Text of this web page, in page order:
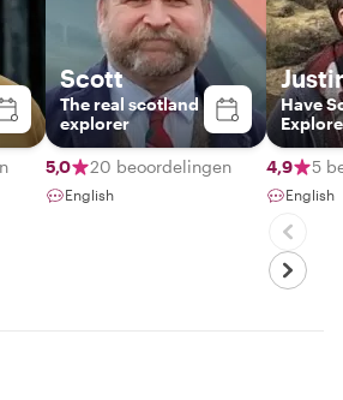
Scott
The real scotland
explorer
5,0 20 beoordelingen
English
Have
4,9 5
English